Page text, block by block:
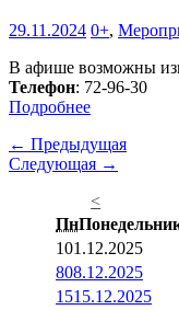
29.11.2024 0+,
В афише возможны
Телефон: 72-96-30
Подробнее
← Предыдущая
Следующая →
<
Пн
101.12.2025
808.12.2025
1515.12.2025